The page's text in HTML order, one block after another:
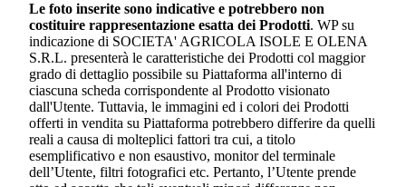
Le foto inserite sono indicative e potrebbero non
costituire rappresentazione esatta dei Prodotti. WP su
indicazione di SOCIETA' AGRICOLA ISOLE E OLENA
S.R.L. presenterà le caratteristiche dei Prodotti col maggior
grado di dettaglio possibile su Piattaforma all'interno di
ciascuna scheda corrispondente al Prodotto visionato
dall'Utente. Tuttavia, le immagini ed i colori dei Prodotti
offerti in vendita su Piattaforma potrebbero differire da quelli
reali a causa di molteplici fattori tra cui, a titolo
esemplificativo e non esaustivo, monitor del terminale
dell’Utente, filtri fotografici etc. Pertanto, l’Utente prende